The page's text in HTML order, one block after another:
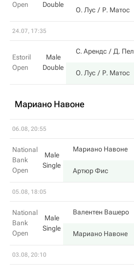
Open
Double
О. Лус Р. Матос
24.07, 17:35
Estoril
Open
Male
Double
С. Арендс Д. Пел
О. Лус Р. Матос
Мариано Навоне
06.08, 20:55
National
Bank
Open
Male
Single
Мариано Навоне
Артюр Фис
05.08, 18:05
National
Bank
Open
Male
Single
Валентен Вашеро
Мариано Навоне
03.08, 20:10